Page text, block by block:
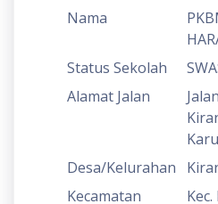
Nama
Status Sekolah
Alamat Jalan
Desa/Kelurahan
Kecamatan